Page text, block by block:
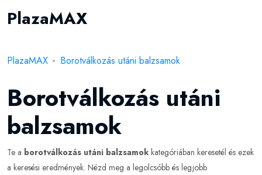
PlazaMAX
PlazaMAX Borotválkozás utáni balzsamok
Borotválkozás utáni
balzsamok
Te a borotválkozás utáni balzsamok kategóriában keresetél és ezek
a keresési eredmények. Nézd meg a legolcsóbb és legjobb